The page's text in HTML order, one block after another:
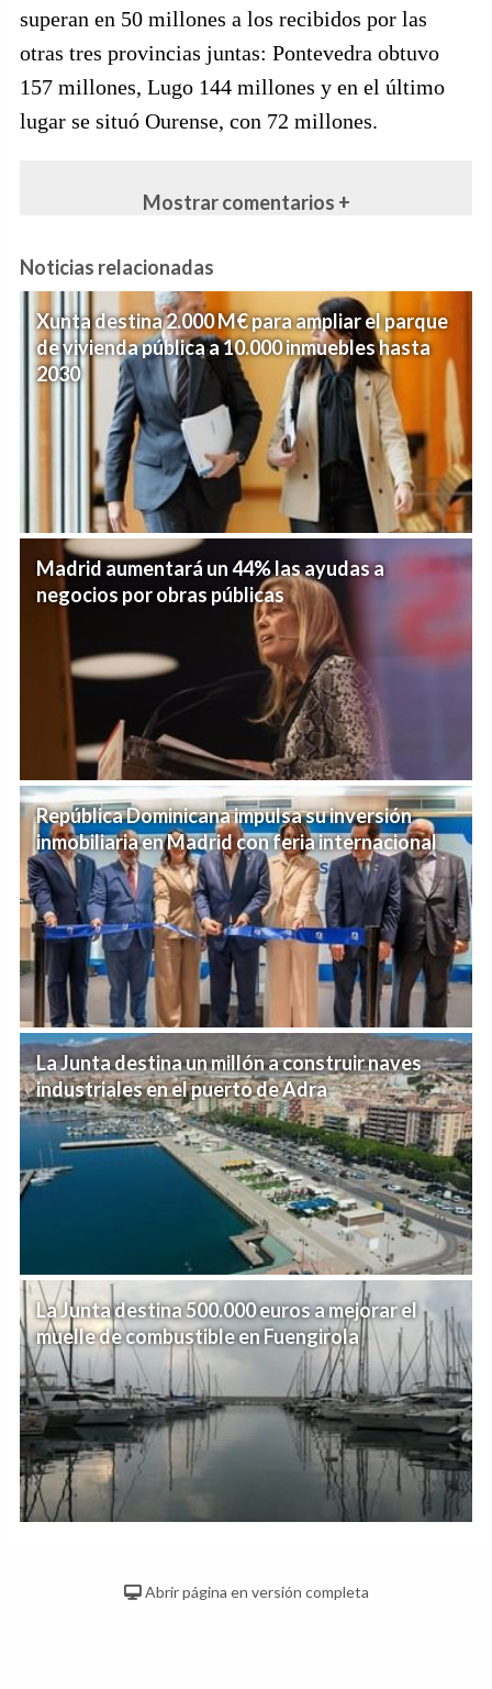
superan en 50 millones a los recibidos por las
otras tres provincias juntas: Pontevedra obtuvo
157 millones, Lugo 144 millones y en el último
lugar se situó Ourense, con 72 millones.
Mostrar comentarios +
Noticias relacionadas
Xunta destina 2.000 M€ para ampliar el parque
de vivienda pública a 10.000 inmuebles hasta
2030
Madrid aumentará un 44% las ayudas a
negocios por obras públicas
República Dominicana impulsa su inversión
inmobiliaria en Madrid con feria internacional
La Junta destina un millón a construir naves
industriales en el puerto de Adra
La Junta destina 500.000 euros a mejorar el
muelle de combustible en Fuengirola
Abrir página en versión completa